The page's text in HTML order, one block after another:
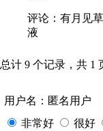
评论：有月见
液
总计 9 个记录，共 1
用户名：匿名用户
非常好
很好